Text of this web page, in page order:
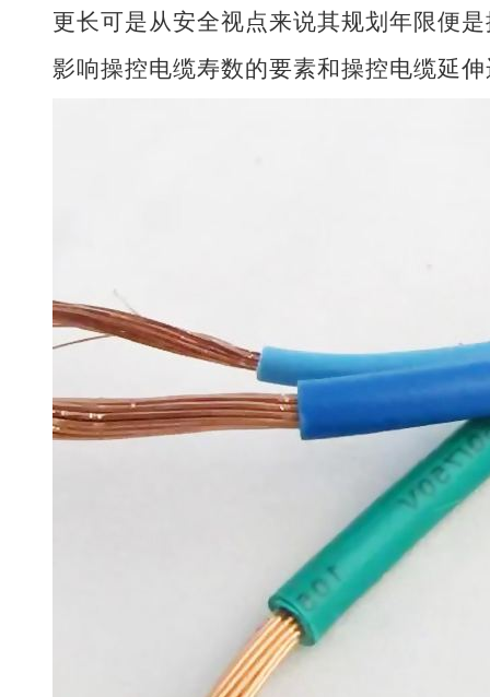
更长可是从安全视点来说其规划年限便
影响操控电缆寿数的要素和操控电缆延